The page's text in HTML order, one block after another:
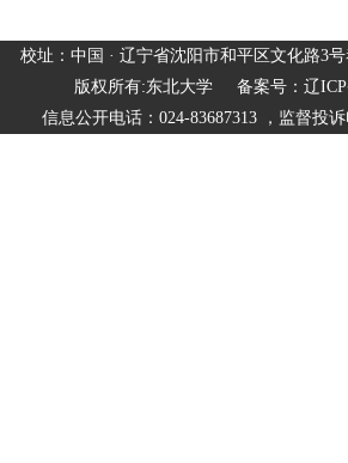
校址：中国 · 辽宁省沈阳市和平区文化路3
版权所有:东北大学 备案号：辽ICP
信息公开电话：024-83687313 ，监督投